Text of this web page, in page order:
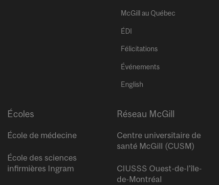
McGill au Québec
ÉDI
Félicitations
Événements
English
Écoles
École de médecine
École des sciences
infirmières Ingram
Réseau McGill
Centre universitaire de
santé McGill (CUSM)
CIUSSS Ouest-de-l’île-
de-Montréal